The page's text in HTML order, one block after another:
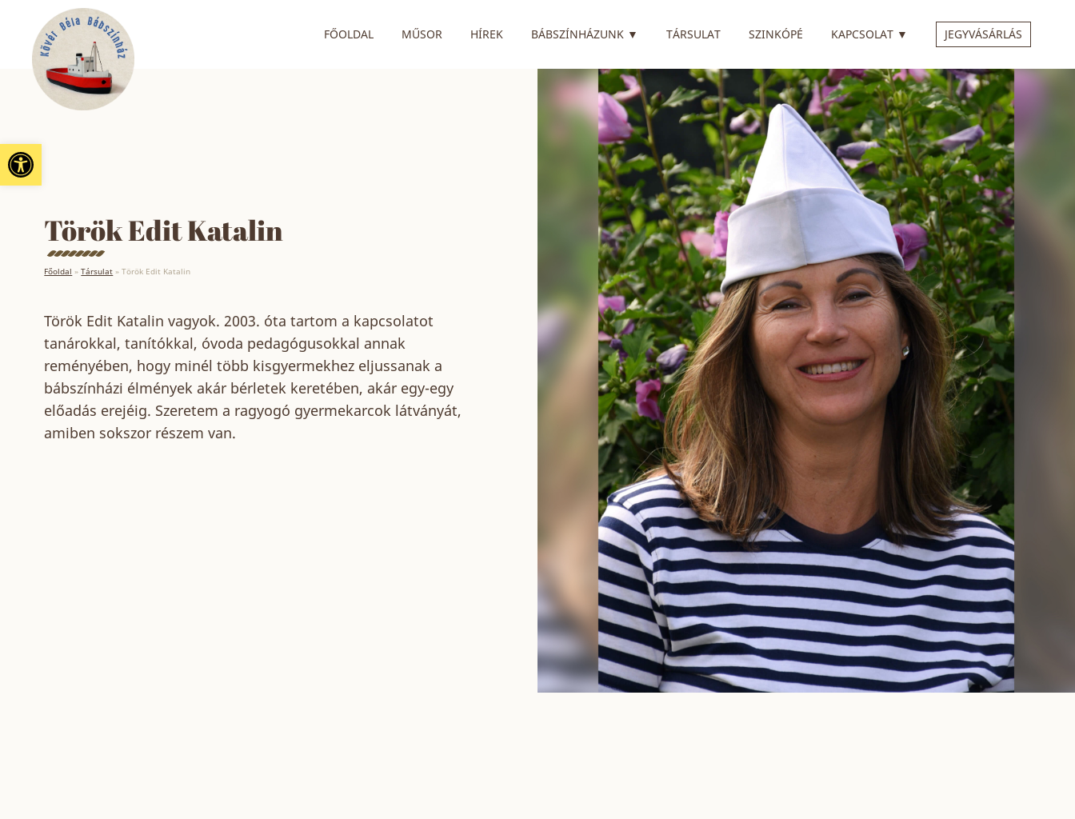
Eszköztár megnyitása
FŐOLDAL MŰSOR HÍREK BÁBSZÍNHÁZUNK ▼ RENDELKEZIK ALMENÜVEL
TÁRSULAT SZINKÓPÉ KAPCSOLAT ▼ RENDELKEZIK ALMENÜVEL
JEGYVÁSÁRLÁS
Török Edit Katalin
Főoldal »Társulat »Török Edit Katalin
Török Edit Katalin vagyok. 2003. óta tartom a kapcsolatot
tanárokkal, tanítókkal, óvoda pedagógusokkal annak
reményében, hogy minél több kisgyermekhez eljussanak a
bábszínházi élmények akár bérletek keretében, akár egy-egy
előadás erejéig. Szeretem a ragyogó gyermekarcok látványát,
amiben sokszor részem van.